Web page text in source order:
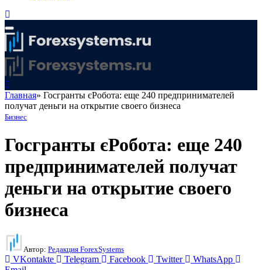
Главная» Госгранты єРобота: еще 240 предпринимателей
получат деньги на открытие своего бизнеса
Бизнес
Госгранты єРобота: еще 240
предпринимателей получат
деньги на открытие своего
бизнеса
Автор: Редакция ForexSystems
VKontakte Telegram Facebook Twitter
WhatsApp